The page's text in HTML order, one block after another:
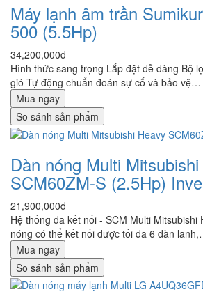
Máy lạnh âm trần
500 (5.5Hp)
34,200,000đ
Hình thức sang trọng Lắp đặt dễ dàng Bộ
gió Tự động chuẩn đoán sự cố và bảo vệ…
Mua ngay
So sánh sản phẩm
Dàn nóng Multi
SCM60ZM-S (2.5Hp)
21,900,000đ
Hệ thống đa kết nối - SCM Multi Mitsubishi
nóng có thể kết nối được tối đa 6 dàn
Mua ngay
So sánh sản phẩm